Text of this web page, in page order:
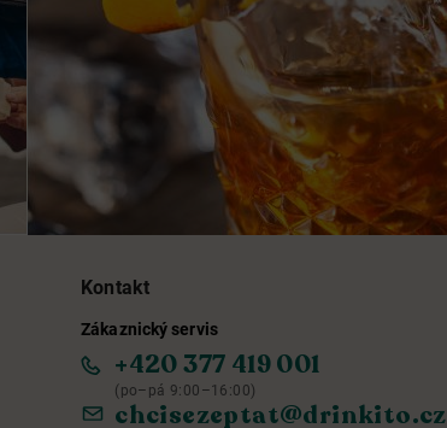
Kontakt
Zákaznický servis
+420 377 419 001
(po–pá 9:00–16:00)
chcisezeptat@drinkito.cz